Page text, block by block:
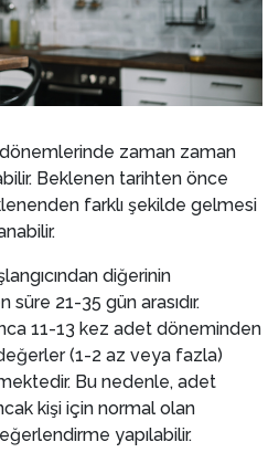
dönemlerinde zaman zaman
Beklenen tarihten önce
farklı şekilde gelmesi
diğerinin
süre 21-35 gün arasıdır.
11-13 kez adet döneminden
(1-2 az veya fazla)
Bu nedenle, adet
kişi için normal olan
yapılabilir.